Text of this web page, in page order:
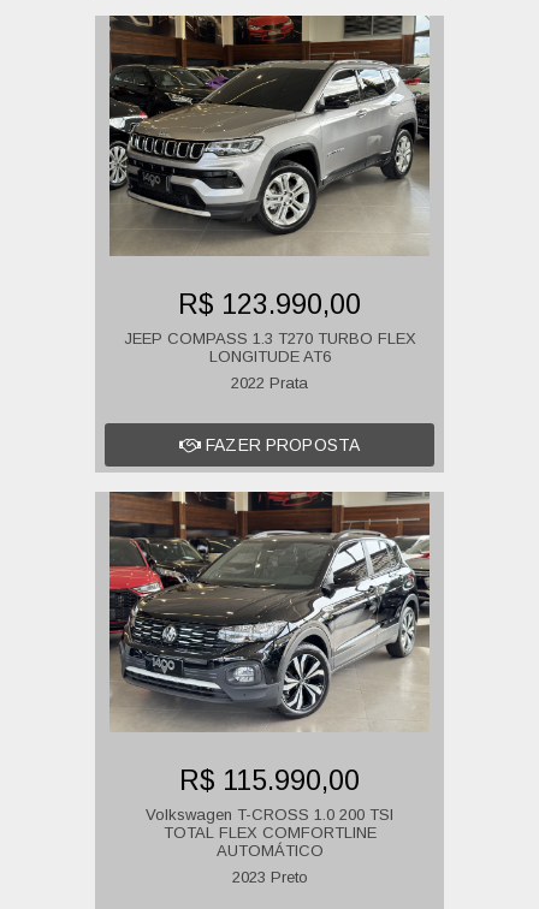
R$ 123.990,00
JEEP COMPASS 1.3 T270 TURBO FLEX
LONGITUDE AT6
2022 Prata
FAZER PROPOSTA
R$ 115.990,00
Volkswagen T-CROSS 1.0 200 TSI
TOTAL FLEX COMFORTLINE
AUTOMÁTICO
2023 Preto